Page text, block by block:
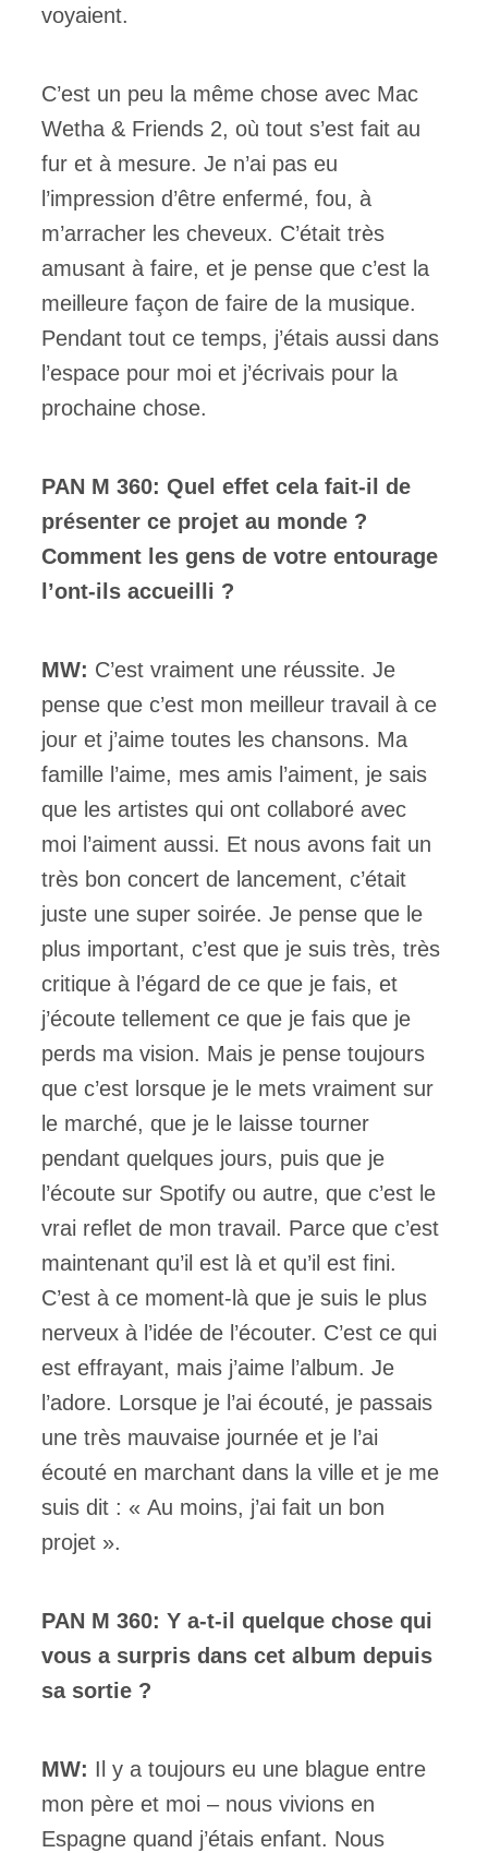
voyaient.
C’est un peu la même chose avec Mac
Wetha & Friends 2, où tout s’est fait au
fur et à mesure. Je n’ai pas eu
l’impression d’être enfermé, fou, à
m’arracher les cheveux. C’était très
amusant à faire, et je pense que c’est la
meilleure façon de faire de la musique.
Pendant tout ce temps, j’étais aussi dans
l’espace pour moi et j’écrivais pour la
prochaine chose.
PAN M 360: Quel effet cela fait-il de
présenter ce projet au monde ?
Comment les gens de votre entourage
l’ont-ils accueilli ?
MW: C’est vraiment une réussite. Je
pense que c’est mon meilleur travail à ce
jour et j’aime toutes les chansons. Ma
famille l’aime, mes amis l’aiment, je sais
que les artistes qui ont collaboré avec
moi l’aiment aussi. Et nous avons fait un
très bon concert de lancement, c’était
juste une super soirée. Je pense que le
plus important, c’est que je suis très, très
critique à l’égard de ce que je fais, et
j’écoute tellement ce que je fais que je
perds ma vision. Mais je pense toujours
que c’est lorsque je le mets vraiment sur
le marché, que je le laisse tourner
pendant quelques jours, puis que je
l’écoute sur Spotify ou autre, que c’est le
vrai reflet de mon travail. Parce que c’est
maintenant qu’il est là et qu’il est fini.
C’est à ce moment-là que je suis le plus
nerveux à l’idée de l’écouter. C’est ce qui
est effrayant, mais j’aime l’album. Je
l’adore. Lorsque je l’ai écouté, je passais
une très mauvaise journée et je l’ai
écouté en marchant dans la ville et je me
suis dit : « Au moins, j’ai fait un bon
projet ».
PAN M 360: Y a-t-il quelque chose qui
vous a surpris dans cet album depuis
sa sortie ?
MW: Il y a toujours eu une blague entre
mon père et moi – nous vivions en
Espagne quand j’étais enfant. Nous